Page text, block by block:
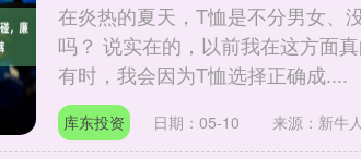
在炎热的夏天，T恤是不分男女、
吗？ 说实在的，以前我在这方面
有时，我会因为T恤选择正确成....
库东投资 日期：05-10 来源：新牛